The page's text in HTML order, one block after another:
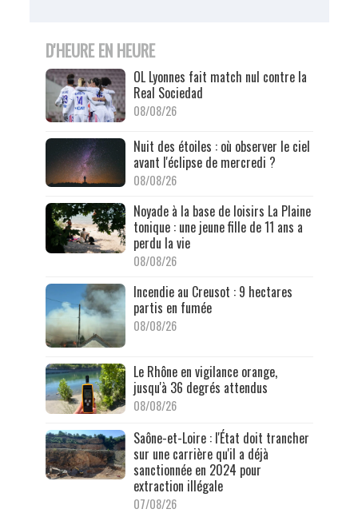
D'HEURE EN HEURE
OL Lyonnes fait match nul contre la
Real Sociedad
08/08/26
Nuit des étoiles : où observer le ciel
avant l'éclipse de mercredi ?
08/08/26
Noyade à la base de loisirs La Plaine
tonique : une jeune fille de 11 ans a
perdu la vie
08/08/26
Incendie au Creusot : 9 hectares
partis en fumée
08/08/26
Le Rhône en vigilance orange,
jusqu'à 36 degrés attendus
08/08/26
Saône-et-Loire : l'État doit trancher
sur une carrière qu'il a déjà
sanctionnée en 2024 pour
extraction illégale
07/08/26